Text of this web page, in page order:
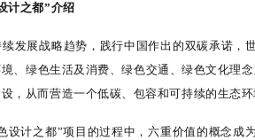
计之都”介绍
发展战略趋势，践行中国作出的双碳承诺
、绿色生活及消费、绿色交通、绿色文化理
，从而营造一个低碳、包容和可持续的生态
设计之都”项目的过程中，六重价值的概念成